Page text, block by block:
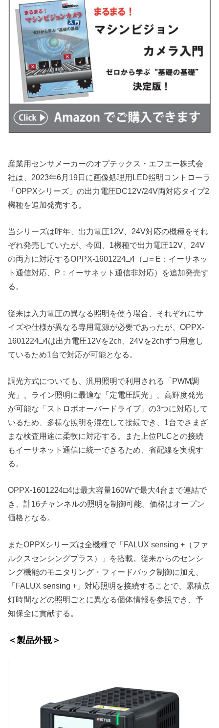
産業用センサメーカーのオプテックス・エフエー株式会
社は、2023年6月19日に画像処理用LED照明コントローラ
「OPPXシリーズ」の出力電圧DC12V/24V両対応タイプ2
機種を追加発売する。
当シリーズは昨年、出力電圧12V、24V対応の機種をそれ
ぞれ発売していたが、今回、1機種で出力電圧12V、24V
の両方に対応するOPPX-1601224□4（□＝E：イーサネッ
ト通信対応、P：イーサネット通信非対応）を追加発売す
る。
従来は入力電圧の異なる照明を使う場合、それぞれにサ
イズや仕様が異なる専用電源が必要であったが、OPPX-
1601224□4は出力電圧12Vを2ch、24Vを2chずつ用意し
ているため1台で対応が可能となる。
調光方式についても、汎用照明で利用される「PWM調
光」、ライン照明に最適な「定電圧調光」、高輝度発光
が可能な「ストロボオーバードライブ」の3つに対応して
いるため、多様な照明を混在して接続でき、1台でさまざ
まな検査用途に柔軟に対応する。また上位PLCとの接続
もイーサネット通信に統一できるため、省配線を実現す
る。
OPPX-1601224□4は最大容量160Wで最大4台まで連結で
き、計16チャンネルの照明を制御可能。価格はオープン
価格となる。
またOPPXシリーズは全機種で「FALUX sensing +（ファ
ルクスセンシングプラス）」を搭載。従来からのセンシ
ング機能のモニタリング・フィードバック制御に加え、
「FALUX sensing +」対応照明を接続することで、累積点
灯時間などの照明ごとに異なる個体情報を参照でき、予
知保全に貢献する。
＜製品外観＞